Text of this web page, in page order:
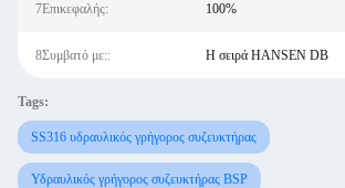
7Επικεφαλής: 100%
8Συμβατό με:: Η σειρά HANSEN DB
Tags:
SS316 υδραυλικός γρήγορος συζευκτήρας
Υδραυλικός γρήγορος συζευκτήρας BSP